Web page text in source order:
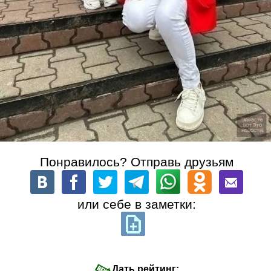
Понравилось? Отправь друзьям
или себе в заметки: